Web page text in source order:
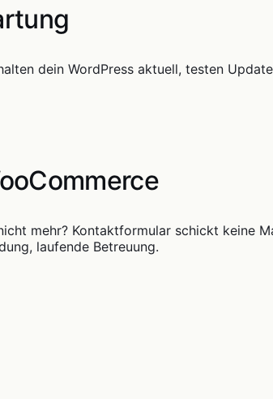
dein WordPress aktuell, testen
mehr? Kontaktformular schickt keine
laufende Betreuung.